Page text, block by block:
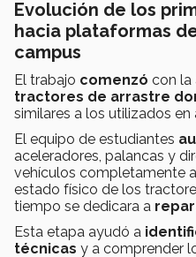
Evolución de los
hacia plataformas
campus
El trabajo comenzó con la
tractores de arrastre
similares a los utilizados en
El equipo de estudiantes
aceleradores, palancas y
vehículos completamente
estado físico de los
tiempo se dedicara a
Esta etapa ayudó a
técnicas y a comprender